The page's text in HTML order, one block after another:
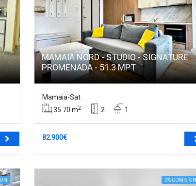
MAMAIA NORD - STUDIO - SIGNATURE
PROMENADA - 51.3 MPT
Mamaia-Sat
35.70 m2 2 1
82.900€
0% COMISION